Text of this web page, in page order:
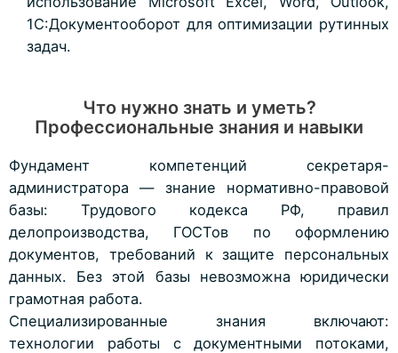
1С:Документооборот для оптимизации рутинных
задач.
Что нужно знать и уметь?
Профессиональные знания и навыки
Фундамент компетенций секретаря-
администратора — знание нормативно-правовой
базы: Трудового кодекса РФ, правил
делопроизводства, ГОСТов по оформлению
документов, требований к защите персональных
данных. Без этой базы невозможна юридически
грамотная работа.
Специализированные знания включают:
технологии работы с документными потоками,